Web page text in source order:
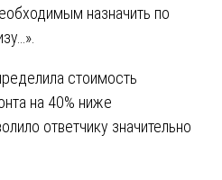
назначить по
стоимость
на 40% ниже
ответчику значительно